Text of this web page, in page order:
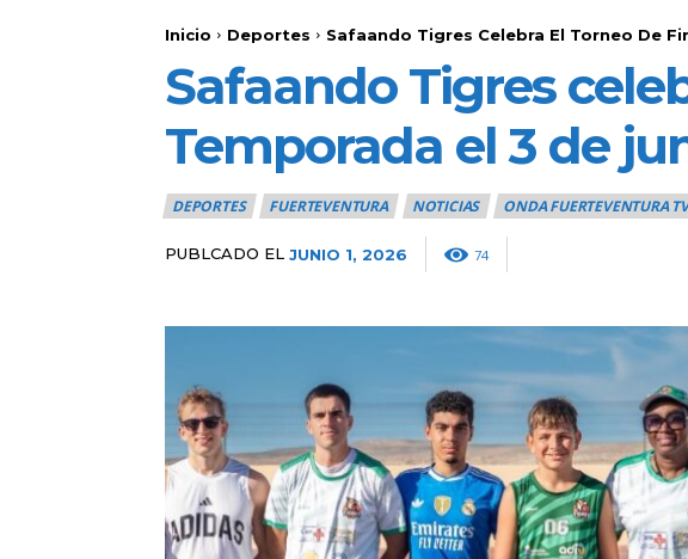
Inicio Deportes Safaando Tigres Celebra El Torneo De
Safaando Tigres
Temporada el 3 de
DEPORTES FUERTEVENTURA NOTICIAS ONDA FUERTEVENTURA
PUBLCADO EL JUNIO 1, 2026 74